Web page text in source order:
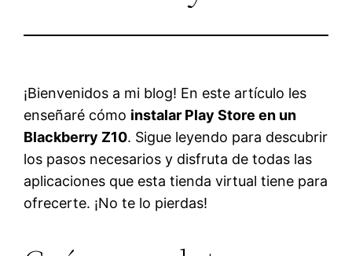
¡Bienvenidos a mi blog! En este artículo les
enseñaré cómo instalar Play Store en un
Blackberry Z10. Sigue leyendo para descubrir
los pasos necesarios y disfruta de todas las
aplicaciones que esta tienda virtual tiene para
ofrecerte. ¡No te lo pierdas!